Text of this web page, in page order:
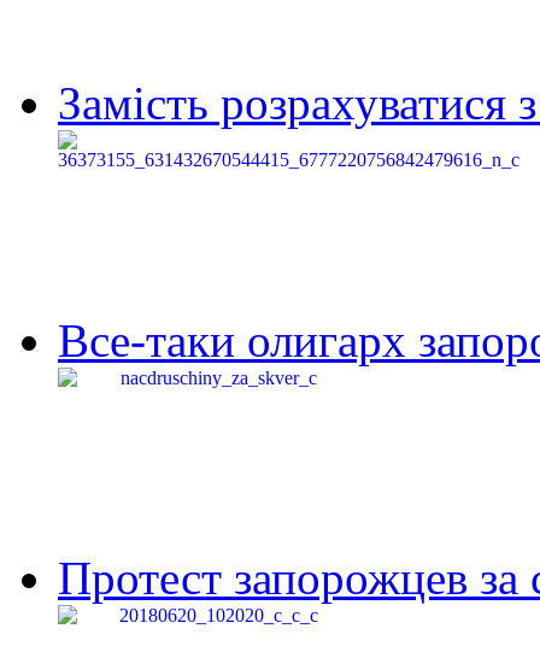
Замість
Все-таки олигарх
Протест запорожцев за